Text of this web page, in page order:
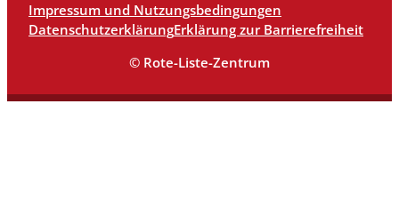
Impressum und Nutzungsbedingungen
DatenschutzerklärungErklärung zur Barrierefreiheit
© Rote-Liste-Zentrum